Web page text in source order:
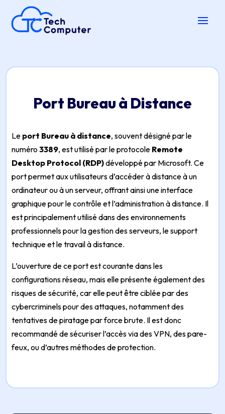
Port Bureau à Distance
Le port Bureau à distance, souvent désigné par le
numéro3389, est utilisé par le protocole Remote
Desktop Protocol (RDP)développé par Microsoft. Ce
port permet aux utilisateurs d’accéder à distance à un
ordinateur ou à un serveur, offrant ainsi une interface
graphique pour le contrôle et l’administration à distance. Il
est principalement utilisé dans des environnements
professionnels pour la gestion des serveurs, le support
technique et le travail à distance.
L’ouverture de ce port est courante dans les
configurations réseau, mais elle présente également des
risques de sécurité, car elle peut être ciblée par des
cybercriminels pour des attaques, notamment des
tentatives de piratage par force brute. Il est donc
recommandé de sécuriser l’accès via des VPN, des pare-
feux, ou d’autres méthodes de protection.